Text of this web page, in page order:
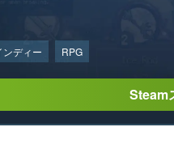
ンディー RPG
Steam